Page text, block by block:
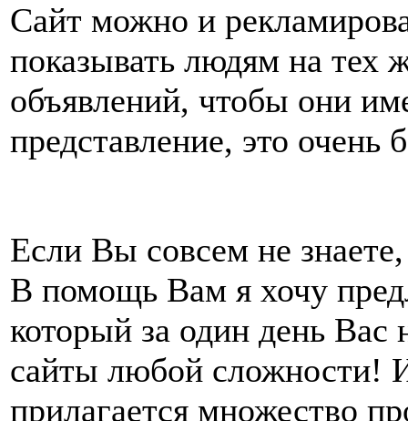
Сайт можно и
показывать людям на тех
объявлений, чтобы они
представление, это
Если Вы совсем не
В помощь Вам я хочу
который за один день Вас
сайты любой сложности!
прилагается множество